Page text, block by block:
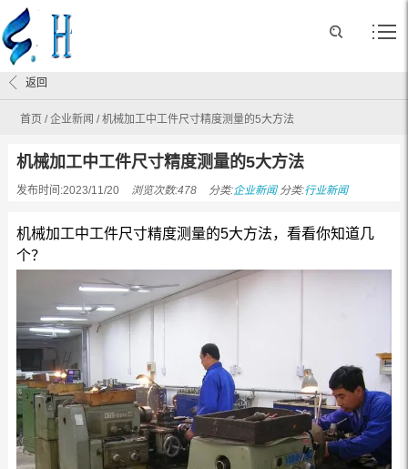
首页 /企业新闻 /机械加工中工件尺寸精度测量的5大方法
返回
机械加工中工件尺寸精度测量的5大方法
发布时间:2023/11/20 浏览次数:478 分类:企业新闻分类:行业新闻
机械加工中工件尺寸精度测量的5大方法，看看你知道几
个？